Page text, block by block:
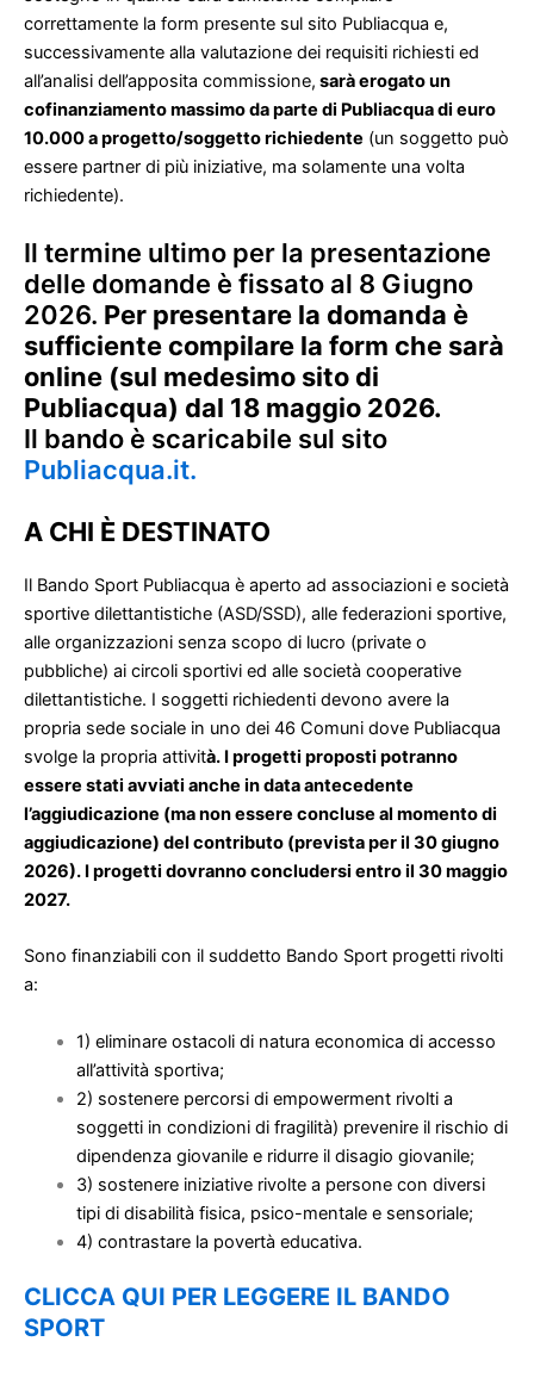
correttamente la form presente sul sito Publiacqua e,
successivamente alla valutazione dei requisiti richiesti ed
all’analisi dell’apposita commissione, sarà erogato un
cofinanziamento massimo da parte di Publiacqua di euro
10.000 a progetto/soggetto richiedente (un soggetto può
essere partner di più iniziative, ma solamente una volta
richiedente).
Il termine ultimo per la presentazione
delle domande è fissato al 8 Giugno
2026. Per presentare la domanda è
sufficiente compilare la form che sarà
online (sul medesimo sito di
Publiacqua) dal 18 maggio 2026.
Il bando è scaricabile sul sito
Publiacqua.it.
A CHI È DESTINATO
Il Bando Sport Publiacqua è aperto ad associazioni e società
sportive dilettantistiche (ASD/SSD), alle federazioni sportive,
alle organizzazioni senza scopo di lucro (private o
pubbliche) ai circoli sportivi ed alle società cooperative
dilettantistiche. I soggetti richiedenti devono avere la
propria sede sociale in uno dei 46 Comuni dove Publiacqua
svolge la propria attività. I progetti proposti potranno
essere stati avviati anche in data antecedente
l’aggiudicazione (ma non essere concluse al momento di
aggiudicazione) del contributo (prevista per il 30 giugno
2026). I progetti dovranno concludersi entro il 30 maggio
2027.
Sono finanziabili con il suddetto Bando Sport progetti rivolti
a:
1) eliminare ostacoli di natura economica di accesso
all’attività sportiva;
2) sostenere percorsi di empowerment rivolti a
soggetti in condizioni di fragilità) prevenire il rischio di
dipendenza giovanile e ridurre il disagio giovanile;
3) sostenere iniziative rivolte a persone con diversi
tipi di disabilità fisica, psico-mentale e sensoriale;
4) contrastare la povertà educativa.
CLICCA QUI PER LEGGERE IL BANDO
SPORT